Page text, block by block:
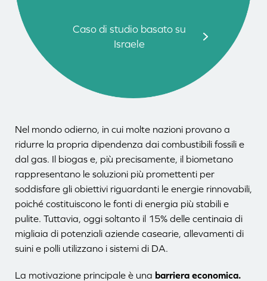
Caso di studio basato su
Israele
Nel mondo odierno, in cui molte nazioni provano a
ridurre la propria dipendenza dai combustibili fossili e
dal gas. Il biogas e, più precisamente, il biometano
rappresentano le soluzioni più promettenti per
soddisfare gli obiettivi riguardanti le energie rinnovabili,
poiché costituiscono le fonti di energia più stabili e
pulite. Tuttavia, oggi soltanto il 15% delle centinaia di
migliaia di potenziali aziende casearie, allevamenti di
suini e polli utilizzano i sistemi di DA.
La motivazione principale è una barriera economica.